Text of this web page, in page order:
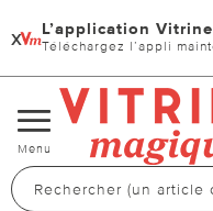
x L’application
Téléchargez l’appli
Changer
de
navigation
Menu